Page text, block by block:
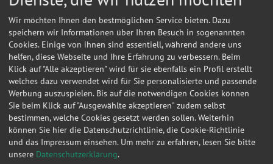
HU/AU Diesel
Inspektion
Karosserie
Keilriemen
Klima / Heizung / Kühler
Klimaservice
Kupplung
Lackierung
Lichtmaschine
Ölwechsel
Radlager
Radwechsel 4 Räder
Reifendienstleistung
Wir möchten Ihnen den bestmöglichen Service bieten. Dazu
speichern wir Informationen über Ihren Besuch in sogenannten
Cookies. Einige von ihnen sind essentiell, während andere uns
helfen, diese Webseite und Ihre Erfahrung zu verbessern. Beim
Klick auf "Alle akzeptieren" wird für sie ebenfalls ein Profil erstellt
welches dazu verwendet wird für Sie personalisierte und passende
Werbung auszuspielen. Bis auf die notwendigen Cookies können
Sie beim Klick auf "Ausgewählte akzeptieren" zudem selbst
bestimmen, welche Cookies gesetzt werden sollen. Weiterhin
können Sie hier die Datenschutzrichtlinie, die Cookie-Richtlinie
und das Impressum einsehen. Um mehr zu erfahren, lesen Sie bitte
unsere Datenschutzerklärung.